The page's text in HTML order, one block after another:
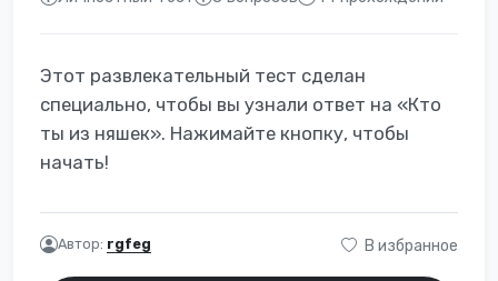
Этот развлекательный тест сделан
специально, чтобы вы узнали ответ на «Кто
ты из няшек». Нажимайте кнопку, чтобы
начать!
Автор: rgfeg В избранное